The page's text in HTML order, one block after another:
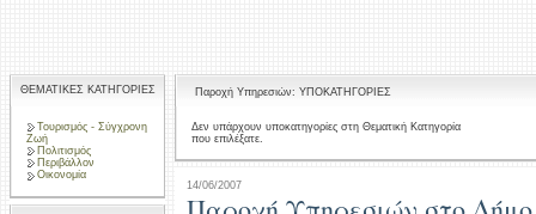
ΘΕΜΑΤΙΚΕΣ ΚΑΤΗΓΟΡΙΕΣ
Τουρισμός - Σύγχρονη
Ζωή
Πολιτισμός
Περιβάλλον
Οικονομία
Παροχή Υπηρεσιών: ΥΠΟΚΑΤΗΓΟΡΙΕΣ
Δεν υπάρχουν υποκατηγορίες στη Θεματική Κατηγορία
που επιλέξατε.
14/06/2007